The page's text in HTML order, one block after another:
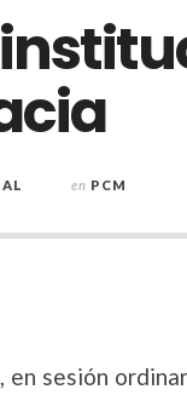
en PCM
en sesión